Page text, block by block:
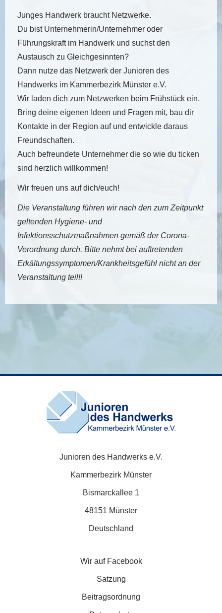
Junges Handwerk braucht Netzwerke.
Du bist Unternehmerin/Unternehmer oder
Führungskraft im Handwerk und suchst den
Austausch zu Gleichgesinnten?
Dann nutze das Netzwerk der Junioren des
Handwerks im Kammerbezirk Münster e.V.
Wir laden dich zum Netzwerken beim Frühstück ein.
Bring deine eigenen Ideen und Fragen mit, bau dir
Kontakte in der Region auf und entwickle daraus
Freundschaften.
Auch befreundete Unternehmer die so wie du ticken
sind herzlich willkommen!
Wir freuen uns auf dich/euch!
Die Veranstaltung führen wir nach den zum Zeitpunkt
geltenden Hygiene- und
Infektionsschutzmaßnahmen gemäß der Corona-
Verordnung durch. Bitte nehmt bei auftretenden
Erkältungssymptomen/Krankheitsgefühl nicht an der
Veranstaltung teil!!
Junioren des Handwerks e.V.
Kammerbezirk Münster
Bismarckallee 1
48151 Münster
Deutschland
Wir auf Facebook
Satzung
Beitragsordnung